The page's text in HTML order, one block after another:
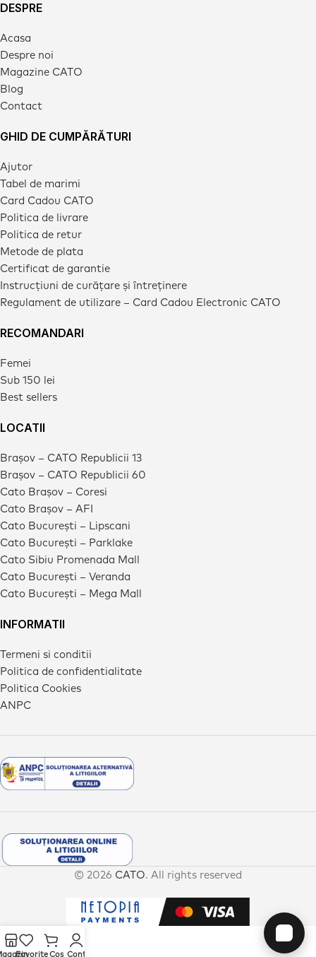
DESPRE
Acasa
Despre noi
Magazine CATO
Blog
Contact
GHID DE CUMPĂRĂTURI
Ajutor
Tabel de marimi
Card Cadou CATO
Politica de livrare
Politica de retur
Metode de plata
Certificat de garantie
Instrucțiuni de curățare și întreținere
Regulament de utilizare – Card Cadou Electronic CATO
RECOMANDARI
Femei
Sub 150 lei
Best sellers
LOCATII
Brașov – CATO Republicii 13
Brașov – CATO Republicii 60
Cato Brașov – Coresi
Cato Brașov – AFI
Cato București – Lipscani
Cato București – Parklake
Cato Sibiu Promenada Mall
Cato București – Veranda
Cato București – Mega Mall
INFORMATII
Termeni si conditii
Politica de confidentialitate
Politica Cookies
ANPC
© 2026 CATO. All rights reserved
FavoriteCos Cont